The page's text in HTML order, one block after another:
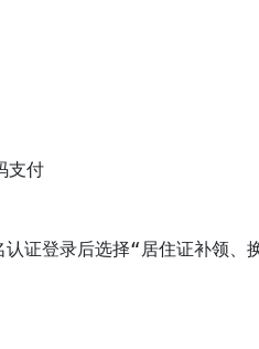
登录后选择“居住证补领、